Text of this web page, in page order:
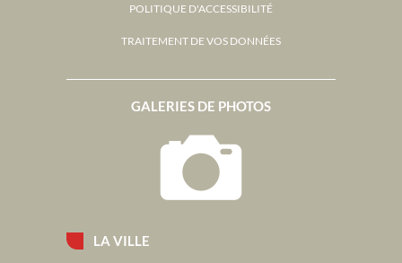
LA VILLE
GALERIES DE PHOTOS
POLITIQUE D'ACCESSIBILITÉ
TRAITEMENT DE VOS DONNÉES